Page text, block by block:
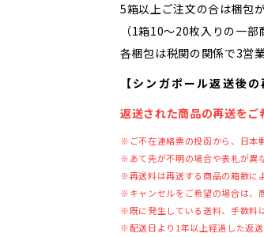
5箱以上ご注文の合は梱包
（1箱10～20枚入りの一
各梱包は税関の関係で3営
【シンガポール返送後
返送された商品の再送をご
※ご不在連絡票の投函から、日本
※あて先が不明の場合や表札が異
※再送料は再送する商品の箱数に
※キャンセルをご希望の場合は、
※既に発生している送料、手数料
※配送日より1年以上経過した返送